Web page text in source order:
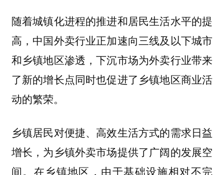
随着城镇化进程的推进和居民生活水平的提
高，中国外卖行业正加速向三线及以下城市
和乡镇地区渗透，下沉市场为外卖行业带来
了新的增长点同时也促进了乡镇地区商业活
动的繁荣。
乡镇居民对便捷、高效生活方式的需求日益
增长，为乡镇外卖市场提供了广阔的发展空
间。在乡镇地区，由于基础设施相对不完